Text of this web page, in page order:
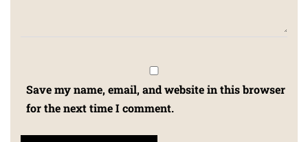
Save my name, email, and website in this browser
for the next time I comment.